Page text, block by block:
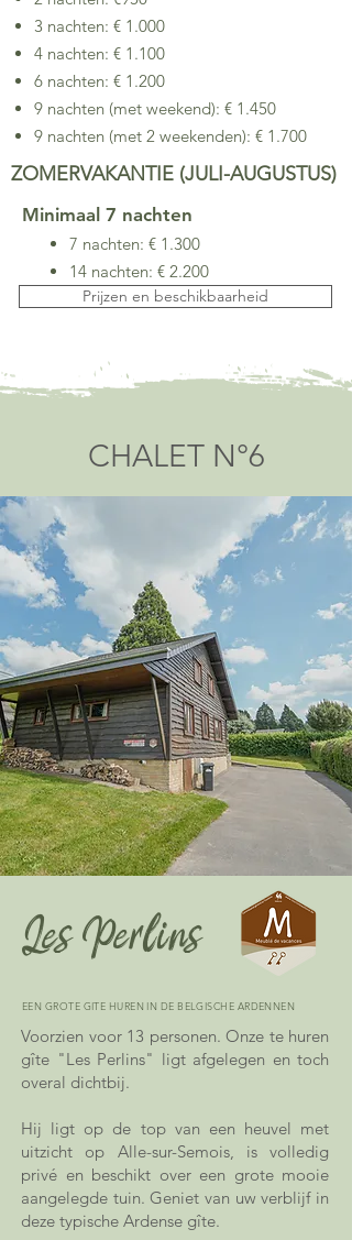
3 nachten: € 1.000
4 nachten: € 1.100
6 nachten: € 1.200
9 nachten (met weekend): € 1.450
9 nachten (met 2 weekenden): € 1.700
ZOMERVAKANTIE (JULI-AUGUSTUS)
Minimaal 7 nachten
7 nachten: € 1.300
14 nachten: € 2.200
Prijzen en beschikbaarheid
CHALET N°6
Les Perlins
EEN GROTE GITE HUREN IN DE BELGISCHE ARDENNEN
Voorzien voor 13 personen. Onze te huren
gîte "Les Perlins" ligt afgelegen en toch
overal dichtbij.
Hij ligt op de top van een heuvel met
uitzicht op Alle-sur-Semois, is volledig
privé en beschikt over een grote mooie
aangelegde tuin. Geniet van uw verblijf in
deze typische Ardense gîte.